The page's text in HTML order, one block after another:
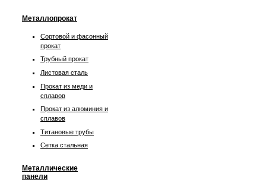
Металлопрокат
Сортовой и фасонный
прокат
Трубный прокат
Листовая сталь
Прокат из меди и
сплавов
Прокат из алюминия и
сплавов
Титановые трубы
Сетка стальная
Металлические
панели